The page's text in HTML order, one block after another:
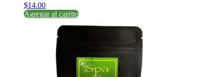
$14.00
Agregar al carrito